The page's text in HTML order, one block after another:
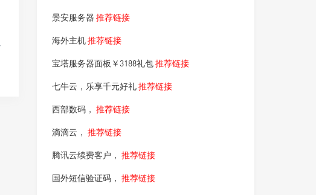
景安服务器推荐链接
海外主机推荐链接
宝塔服务器面板￥3188礼包推荐链接
七牛云，乐享千元好礼推荐链接
西部数码，推荐链接
滴滴云，推荐链接
腾讯云续费客户，推荐链接
国外短信验证码，推荐链接